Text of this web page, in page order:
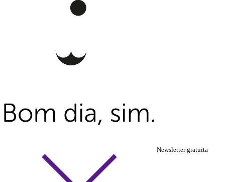
Newsletter gratuita